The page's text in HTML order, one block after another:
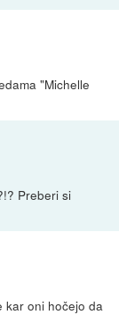
"Michelle
Preberi si
kar oni hočejo da